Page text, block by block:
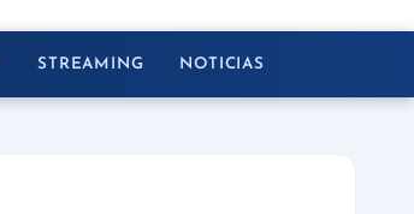
STREAMING NOTICIAS